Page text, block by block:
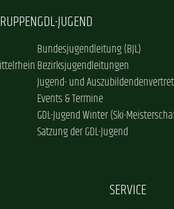
GDL-JUGEND
Bundesjugendleitung (BJL)
Bezirksjugendleitungen
Jugend- und
Events & Termine
GDL-Jugend Winter (Ski-
Satzung der GDL-Jugend
SERVICE